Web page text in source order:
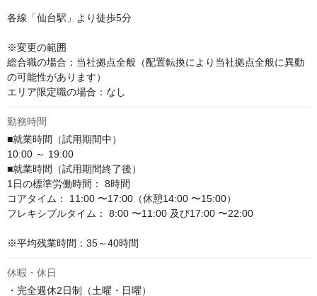
各線「仙台駅」より徒歩5分
※変更の範囲
総合職の場合：当社拠点全般（配置転換により当社拠点全般に異動
の可能性があります）
エリア限定職の場合：なし
勤務時間
■就業時間（試用期間中）
10:00 ～ 19:00
■就業時間（試用期間終了後）
1日の標準労働時間： 8時間
コアタイム： 11:00 〜17:00（休憩14:00 〜15:00）
フレキシブルタイム： 8:00 〜11:00 及び17:00 〜22:00
※平均残業時間：35～40時間
休暇・休日
・完全週休2日制（土曜・日曜）